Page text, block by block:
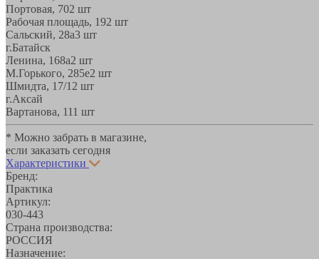
Портовая, 702 шт
Рабочая площадь, 192 шт
Сальский, 28a3 шт
г.Батайск
Ленина, 168а2 шт
М.Горького, 285е2 шт
Шмидта, 17/1 2 шт
г.Аксай
Вартанова, 111 шт
* Можно забрать в магазине,
если заказать сегодня
Характеристики
Бренд:
Практика
Артикул:
030-443
Страна производства:
РОССИЯ
Назначение: